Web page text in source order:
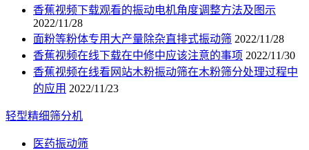
香蕉视频下载观看的振动电机角度调整方法及图示
2022/11/28
面粉等粉体专用大产量除杂直排式振动筛 2022/11/28
香蕉视频在线下载在中修中应该注意的事项 2022/11/30
香蕉视频在线看网站木粉振动筛在木粉筛分处理过程中
的应用 2022/11/23
轻型精细筛分机
医药振动筛